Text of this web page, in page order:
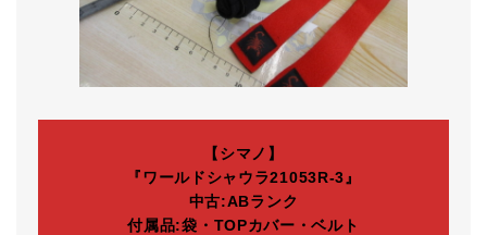
【シマノ】
『ワールドシャウラ21053R-3』
中古:ABランク
付属品:袋・TOPカバー・ベルト